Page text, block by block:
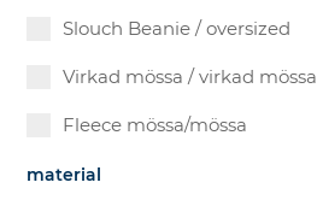
Slouch Beanie / oversized
Virkad mössa / virkad mössa
Fleece mössa/mössa
material